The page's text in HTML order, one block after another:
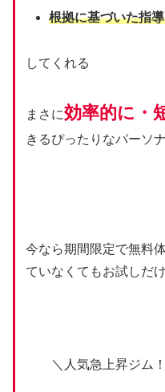
根拠に基づいた指
してくれる
まさに効率的に・
きるぴったりなパーソ
今なら期間限定で無料
ていなくてもお試しだ
＼人気急上昇ジム